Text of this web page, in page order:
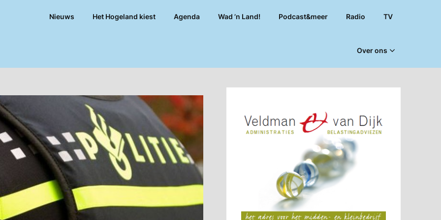
Nieuws Het Hogeland kiest Agenda Wad ’n Land! Podcast&meer Radio TV
Over ons